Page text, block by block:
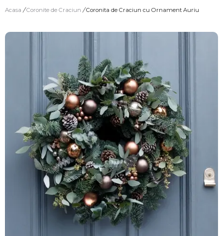
Acasa / Coronite de Craciun / Coronita de Craciun cu Ornament Auriu